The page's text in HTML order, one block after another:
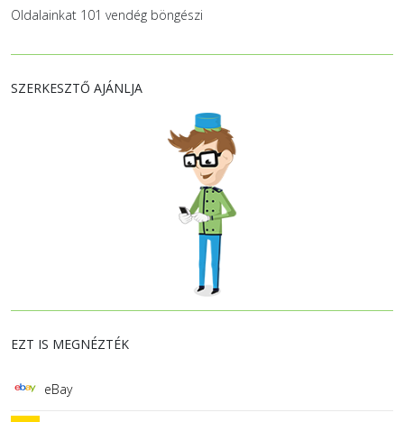
Oldalainkat 101 vendég böngészi
SZERKESZTŐ AJÁNLJA
EZT IS MEGNÉZTÉK
eBay